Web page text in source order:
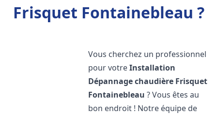
Frisquet Fontainebleau ?
Vous cherchez un professionnel
pour votreInstallation
Dépannage chaudière Frisquet
Fontainebleau ? Vous êtes au
bon endroit ! Notre équipe de